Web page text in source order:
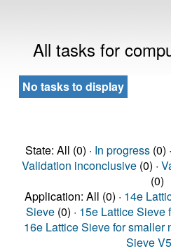
All tasks for
No tasks to display
State: All (0) · In progress(0) ·
Validation inconclusive(0) ·
(0)
Application: All (0) · 14e
Sieve (0) · 15e Lattice Sieve
16e Lattice Sieve for smaller
Sieve V5